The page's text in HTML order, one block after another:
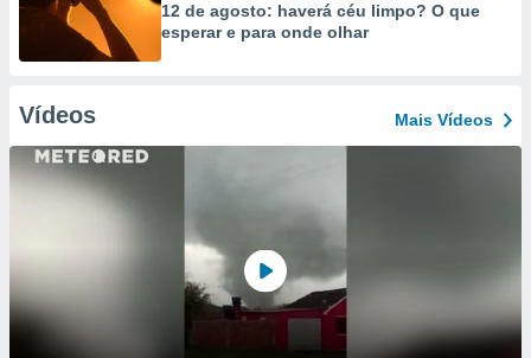
12 de agosto: haverá céu limpo? O que
esperar e para onde olhar
Vídeos Mais Vídeos